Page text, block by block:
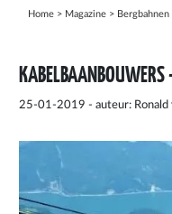
Home> Magazine> Bergbahnen
KABELBAANBOUWERS
25-01-2019 - auteur: Ronald